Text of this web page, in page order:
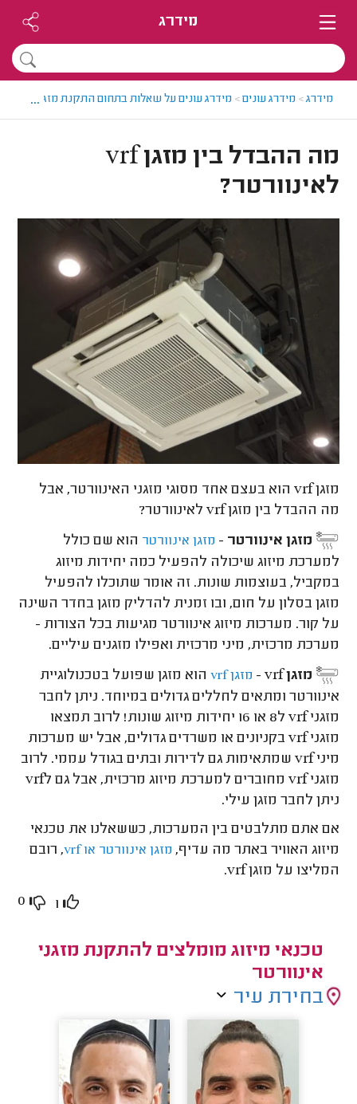
מידרג
מידרג> מידרג עונים> מידרג עונים על שאלות בתחום התקנת מזגנים
...
מה ההבדל בין מזגן vrf
לאינוורטר?
מזגן vrf הוא בעצם אחד מסוגי מזגני האינוורטר, אבל
מה ההבדל בין מזגן vrf לאינוורטר?
מזגן אינוורטר - מזגן אינוורטר הוא שם כולל
למערכת מיזוג שיכולה להפעיל כמה יחידות מיזוג
במקביל, בעוצמות שונות. זה אומר שתוכלו להפעיל
מזגן בסלון על חום, ובו זמנית להדליק מזגן בחדר השינה
על קור. מערכות מיזוג אינוורטר מגיעות בכל הצורות -
מערכת מרכזית, מיני מרכזית ואפילו מזגנים עיליים.
מזגן vrf
- מזגן vrf
הוא מזגן שפועל בטכנולוגיית
אינוורטר ומתאים לחללים גדולים במיוחד. ניתן לחבר
מזגני vrf ל8 או 16 יחידות מיזוג שונות! לרוב תמצאו
מזגני vrf בקניונים או משרדים גדולים, אבל יש מערכות
מיני vrf שמתאימות גם לדירות ובתים בגודל עממי. לרוב
מזגני vrf מחוברים למערכת מיזוג מרכזית, אבל גם לvrf
ניתן לחבר מזגן עילי.
אם אתם מתלבטים בין המערכות, כששאלנו את טכנאי
מיזוג האוויר באתר מה עדיף, מזגן אינוורטר או vrf
, רובם
המליצו על מזגן vrf.
1
0
טכנאי מיזוג מומלצים להתקנת מזגני
אינוורטר
בחירת עיר